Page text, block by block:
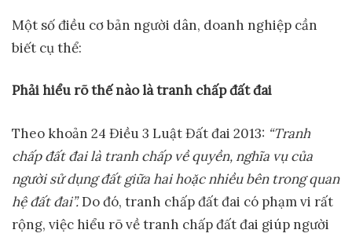
Một số điều cơ bản người dân, doanh nghiệp cần
biết cụ thể:
Phải hiểu rõ thế nào là tranh chấp đất đai
Theo khoản 24 Điều 3 Luật Đất đai 2013: “Tranh
chấp đất đai là tranh chấp về quyền, nghĩa vụ của
người sử dụng đất giữa hai hoặc nhiều bên trong quan
hệ đất đai”.Do đó, tranh chấp đất đai có phạm vi rất
rộng, việc hiểu rõ về tranh chấp đất đai giúp người